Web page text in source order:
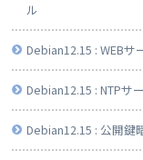
ル
Debian12.15 : WEBサ
Debian12.15 : NTPサ
Debian12.15 : 公開鍵